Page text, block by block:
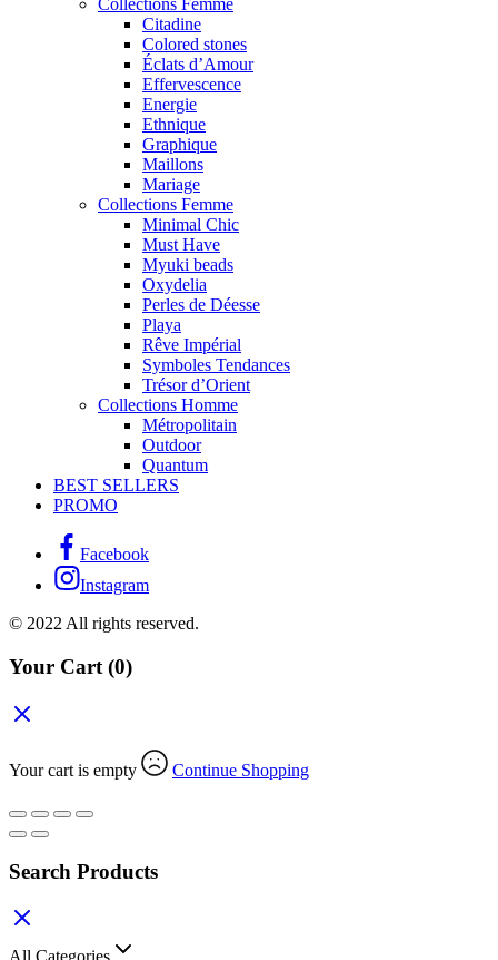
Collections Femme
Citadine
Colored stones
Éclats d’Amour
Effervescence
Energie
Ethnique
Graphique
Maillons
Mariage
Collections Femme
Minimal Chic
Must Have
Myuki beads
Oxydelia
Perles de Déesse
Playa
Rêve Impérial
Symboles Tendances
Trésor d’Orient
Collections Homme
Métropolitain
Outdoor
Quantum
BEST SELLERS
PROMO
Facebook
Instagram
© 2022 All rights reserved.
Your Cart (0)
Your cart is empty Continue Shopping
Search Products